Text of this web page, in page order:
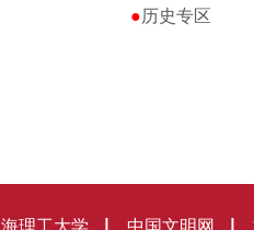
●历史专区
海理工大学 中国文明网